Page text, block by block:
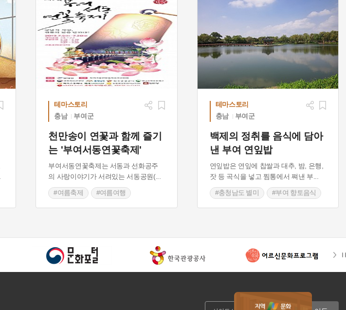
테마스토리
충남
부여군
천만송이 연꽃과 함께 즐기
는 '부여서동연꽃축제'
부여서동연꽃축제는 서동과 선화공주
의 사랑이야기가 서려있는 서동공원(...
#여름축제 #여름여행
#충청남도 축제 #부여 향토음식
테마스토리
충남
부여군
백제의 정취를 음식에 담아
낸 부여 연잎밥
연잎밥은 연잎에 찹쌀과 대추, 밤, 은행,
잣 등 곡식을 넣고 찜통에서 쪄낸 부
#충청남도 별미 #부여 향토음식
#연잎요리